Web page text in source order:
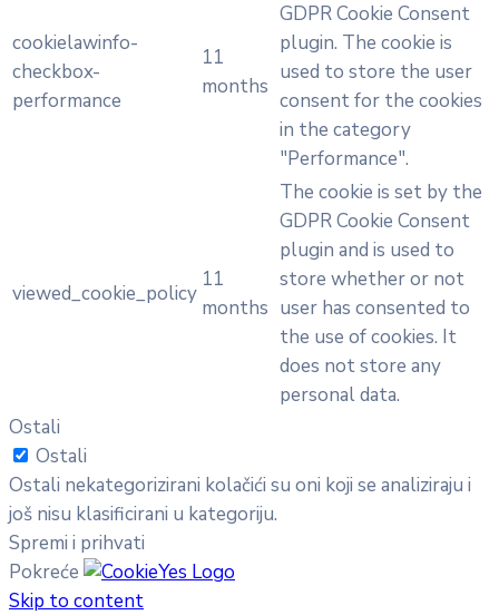
cookielawinfo-
checkbox-
performance
11
months
GDPR Cookie Consent
plugin. The cookie is
used to store the user
consent for the cookies
in the category
"Performance".
viewed_cookie_policy
11
months
The cookie is set by the
GDPR Cookie Consent
plugin and is used to
store whether or not
user has consented to
the use of cookies. It
does not store any
personal data.
Ostali
Ostali
Ostali nekategorizirani kolačići su oni koji se analiziraju i
još nisu klasificirani u kategoriju.
Spremi i prihvati
Pokreće
Skip to content